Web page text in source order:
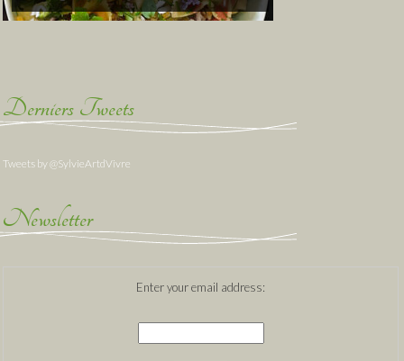
Derniers Tweets
Tweets by @SylvieArtdVivre
Newsletter
Enter your email address: